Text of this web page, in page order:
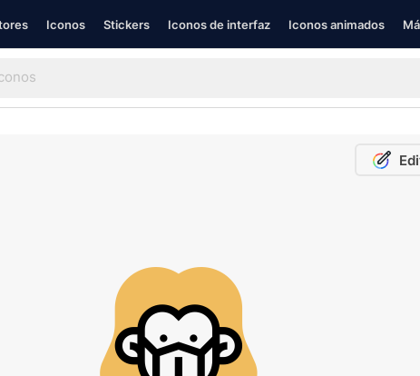
Iconos Stickers Iconos de interfaz Iconos animados